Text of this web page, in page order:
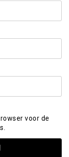
voor de